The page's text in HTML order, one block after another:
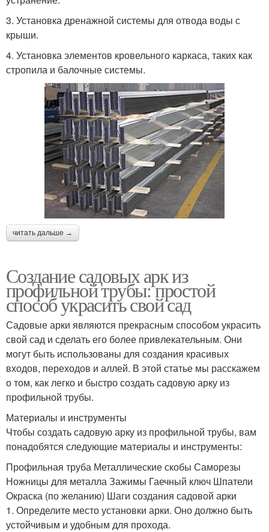
3. Установка дренажной системы для отвода воды с
крыши.
4. Установка элементов кровельного каркаса, таких как
стропила и балочные системы.
читать дальше →
Создание садовых арк из
профильной трубы: простой
способ украсить свой сад
Садовые арки являются прекрасным способом украсить
свой сад и сделать его более привлекательным. Они
могут быть использованы для создания красивых
входов, переходов и аллей. В этой статье мы расскажем
о том, как легко и быстро создать садовую арку из
профильной трубы.
Материалы и инструменты
Чтобы создать садовую арку из профильной трубы, вам
понадобятся следующие материалы и инструменты:
Профильная труба Металлические скобы Саморезы
Ножницы для металла Зажимы Гаечный ключ Шпатели
Окраска (по желанию) Шаги создания садовой арки
1. Определите место установки арки. Оно должно быть
устойчивым и удобным для прохода.